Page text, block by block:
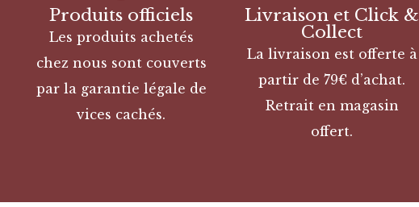
Produits officiels
Les produits achetés
chez nous sont couverts
par la garantie légale de
vices cachés.
Livraison et Click &
Collect
La livraison est offerte à
partir de 79€ d’achat.
Retrait en magasin
offert.